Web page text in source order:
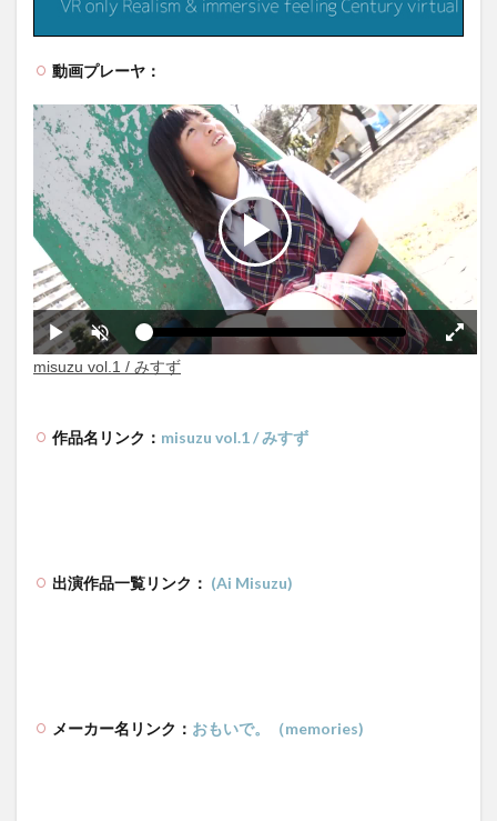
動画プレーヤ：
作品名リンク： misuzu vol.1 / みすず
出演作品一覧リンク： (Ai Misuzu)
メーカー名リンク： おもいで。（memories)